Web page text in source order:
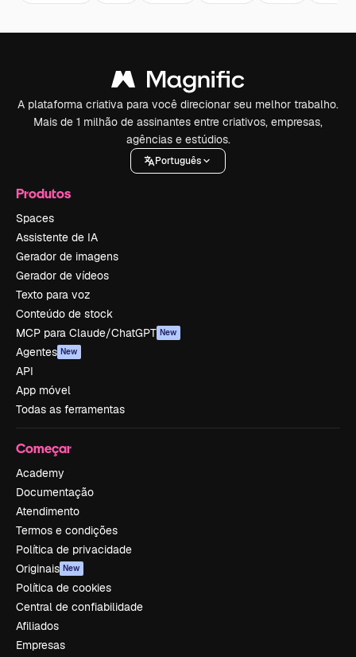
A plataforma criativa para você direcionar seu melhor trabalho.
Mais de 1 milhão de assinantes entre criativos, empresas,
agências e estúdios.
Português
Produtos
Spaces
Assistente de IA
Gerador de imagens
Gerador de vídeos
Texto para voz
Conteúdo de stock
MCP para Claude/ChatGPT New
Agentes New
API
App móvel
Todas as ferramentas
Começar
Academy
Documentação
Atendimento
Termos e condições
Política de privacidade
Originais New
Política de cookies
Central de confiabilidade
Afiliados
Empresas